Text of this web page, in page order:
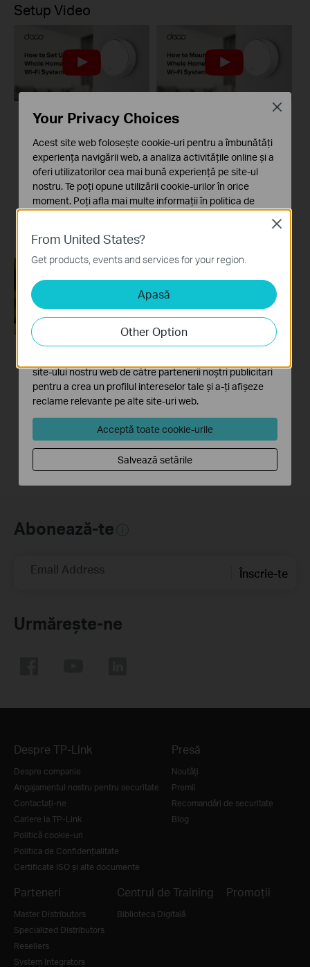
Setup Video
Up Your Whole Home
Mesh Wi-Fi System
with PoE (Take Deco
X50-PoE as
Example)
Mount Your Whole
Home Mesh Wi-Fi
System with PoE
(Take Deco X50-PoE
as Example)
How to Configure a
Deco System with
Starlink
How to Resolve
Double NAT using
Starlink
Abonează-te
Email Address Înscrie-te
Urmărește-ne
Despre TP-Link
Despre companie
Angajamentul nostru pentru securitate
Contactați-ne
Cariere la TP-Link
Politică cookie-uri
Politica de Confidențialitate
Certificate ISO și alte documente
Presă
Noutăţi
Premii
Recomandări de securitate
Blog
Parteneri
Master Distributors
Specialized Distributors
Resellers
System Integrators
Centrul de Training
Biblioteca Digitală
Promoții
From United States?
Get products, events and services for your region.
Apasă
Other Option
Close
Your Privacy Choices
Acest site web folosește cookie-uri pentru a îmbunătăți
experiența navigării web, a analiza activitățile online și a
oferi utilizatorilor cea mai bună experiență pe site-ul
nostru. Te poți opune utilizării cookie-urilor în orice
moment. Poți afla mai multe informații în politica de
Cookie-uri de bază
Aceste cookie-uri sunt necesare pentru funcționarea
site-ului web și nu pot fi dezactivate în sistemele tale
Cookie-uri de analiză și marketing
Cookie-urile de analiză ne permit să analizăm activitățile
tale de pe site-ul nostru web a îmbunătăți și ajusta
funcționalitatea site-ului.
site-ului nostru web de către partenerii noștri publicitari
pentru a crea un profilul intereselor tale și a-ți afișeze
reclame relevante pe alte site-uri web.
Acceptă toate cookie-urile
Salvează setările
Close